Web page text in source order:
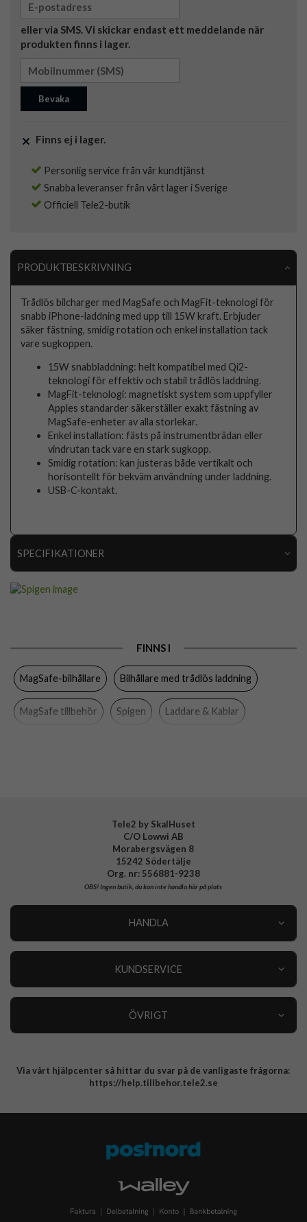
eller via SMS. Vi skickar endast ett meddelande när
produkten finns i lager.
Bevaka
Finns ej i lager.
Personlig service från vår kundtjänst
Snabba leveranser från vårt lager i Sverige
Officiell Tele2-butik
PRODUKTBESKRIVNING
Trådlös bilcharger med MagSafe och MagFit-teknologi för
snabb iPhone-laddning med upp till 15W kraft. Erbjuder
säker fästning, smidig rotation och enkel installation tack
vare sugkoppen.
15W snabbladdning: helt kompatibel med Qi2-
teknologi för effektiv och stabil trådlös laddning.
MagFit-teknologi: magnetiskt system som uppfyller
Apples standarder säkerställer exakt fästning av
MagSafe-enheter av alla storlekar.
Enkel installation: fästs på instrumentbrädan eller
vindrutan tack vare en stark sugkopp.
Smidig rotation: kan justeras både vertikalt och
horisontellt för bekväm användning under laddning.
USB-C-kontakt.
SPECIFIKATIONER
Varumärke Spigen
Tillverkarens art nr ACP08544
FINNS I
MagSafe-bilhållare Bilhållare med trådlös laddning
MagSafe tillbehör Spigen Laddare & Kablar
Tele2 by SkalHuset
C/O Lowwi AB
Morabergsvägen 8
15242 Södertälje
Org. nr: 556881-9238
OBS!Ingen butik, du kan inte handla här på plats
HANDLA
KUNDSERVICE
ÖVRIGT
Integritetspolicy
Via vårt hjälpcenter så hittar du svar på de vanligaste frågorna:
https://help.tillbehor.tele2.se